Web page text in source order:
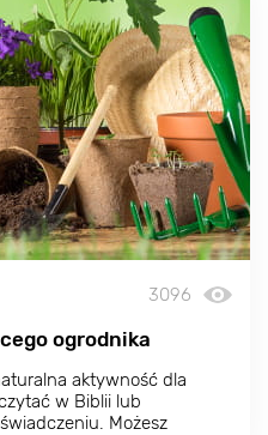
3096
ogrodnika
aktywność dla
w Biblii lub
Możesz